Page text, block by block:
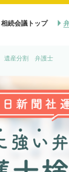
相続会議トップ
遺産分割 弁護士